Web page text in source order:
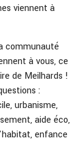
viennent à
communauté
à vous, ce
de Meilhards !
:
urbanisme,
aide éco,
enfance